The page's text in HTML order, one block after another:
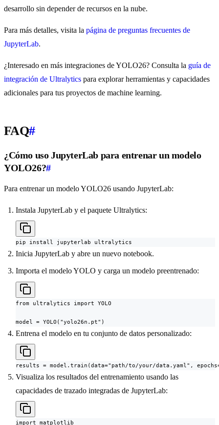
desarrollo sin depender de recursos en la nube.
Para más detalles, visita la página de preguntas frecuentes de
JupyterLab.
¿Interesado en más integraciones de YOLO26? Consulta la guía de
integración de Ultralytics para explorar herramientas y capacidades
adicionales para tus proyectos de machine learning.
FAQ#
¿Cómo uso JupyterLab para entrenar un modelo
YOLO26?#
Para entrenar un modelo YOLO26 usando JupyterLab:
Instala JupyterLab y el paquete Ultralytics:
pip install jupyterlab ultralytics
Inicia JupyterLab y abre un nuevo notebook.
Importa el modelo YOLO y carga un modelo preentrenado:
from ultralytics import YOLO
model = YOLO("yolo26n.pt")
Entrena el modelo en tu conjunto de datos personalizado:
results = model.train(data="path/to/your/data.yaml",
Visualiza los resultados del entrenamiento usando las
capacidades de trazado integradas de JupyterLab:
import matplotlib